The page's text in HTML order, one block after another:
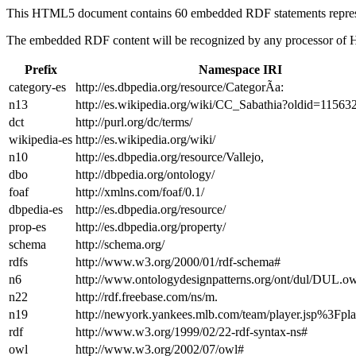
This HTML5 document contains 60 embedded RDF statements
The embedded RDF content will be recognized by any processor of
Prefix
Namespace IRI
category-es
http://es.dbpedia.org/resource/CategorÃ­a:
n13
http://es.wikipedia.org/wiki/
dct
http://purl.org/dc/terms/
wikipedia-es http://es.wikipedia.org/wiki/
n10
http://es.dbpedia.org/resource/Vallejo,
dbo
http://dbpedia.org/ontology/
foaf
http://xmlns.com/foaf/0.1/
dbpedia-es
http://es.dbpedia.org/resource/
prop-es
http://es.dbpedia.org/property/
schema
http://schema.org/
rdfs
http://www.w3.org/2000/01/rdf-schema#
n6
http://www.ontologydesignpatterns.org/ont/dul/
n22
http://rdf.freebase.com/ns/m.
n19
http://newyork.yankees.mlb.com/team/
rdf
http://www.w3.org/1999/02/22-rdf-syntax-ns#
owl
http://www.w3.org/2002/07/owl#